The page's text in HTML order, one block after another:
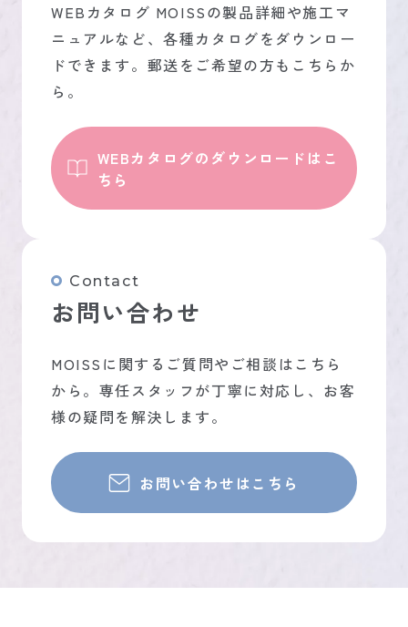
WEBカタログ MOISSの製品詳細や施工マ
ニュアルなど、各種カタログをダウンロー
ドできます。郵送をご希望の方もこちらか
ら。
WEBカタログのダウンロードはこ
ちら
Contact
お問い合わせ
MOISSに関するご質問やご相談はこちら
から。専任スタッフが丁寧に対応し、お客
様の疑問を解決します。
お問い合わせはこちら